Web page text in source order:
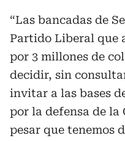
“Las bancadas de
Partido Liberal que
por 3 millones de
decidir, sin
invitar a las bases
por la defensa de la
pesar que tenemos